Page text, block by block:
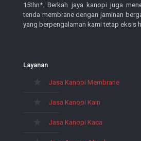
15thn*. Berkah jaya kanopi juga
tenda membrane dengan jaminan
yang berpengalaman kami tetap eksis
Layanan
Jasa Kanopi Membrane
Jasa Kanopi Kain
Jasa Kanopi Kaca